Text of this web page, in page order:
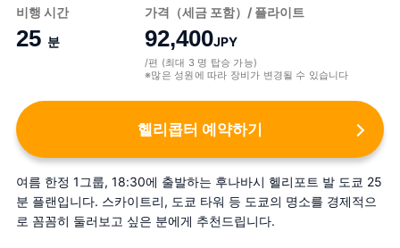
비행 시간
25 분
가격（세금 포함）/ 플라이트
92,400JPY
/편 (최대 3 명 탑승 가능)
※많은 성원에 따라 장비가 변경될 수 있습니다
헬리콥터 예약하기
여름 한정 1그룹, 18:30에 출발하는 후나바시 헬리포트 발 도쿄 25
분 플랜입니다. 스카이트리, 도쿄 타워 등 도쿄의 명소를 경제적으
로 꼼꼼히 둘러보고 싶은 분에게 추천드립니다.